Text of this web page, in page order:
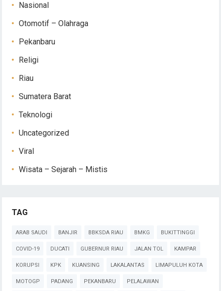
Nasional
Otomotif – Olahraga
Pekanbaru
Religi
Riau
Sumatera Barat
Teknologi
Uncategorized
Viral
Wisata – Sejarah – Mistis
TAG
ARAB SAUDI BANJIR BBKSDA RIAU BMKG BUKITTINGGI
COVID-19 DUCATI GUBERNUR RIAU JALAN TOL KAMPAR
KORUPSI KPK KUANSING LAKALANTAS LIMAPULUH KOTA
MOTOGP PADANG PEKANBARU PELALAWAN